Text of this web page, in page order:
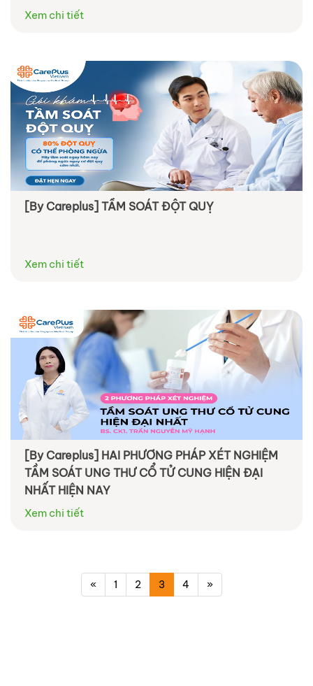
Xem chi tiết
[By Careplus] TẦM SOÁT ĐỘT QUỴ
Xem chi tiết
[By Careplus] HAI PHƯƠNG PHÁP XÉT NGHIỆM
TẦM SOÁT UNG THƯ CỔ TỬ CUNG HIỆN ĐẠI
NHẤT HIỆN NAY
Xem chi tiết
« 1 2 3 4 »